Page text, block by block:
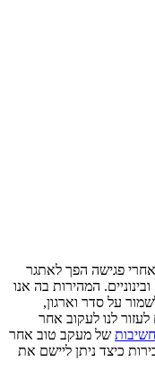
פגישה הפך לאתגר
המהירות בה אנו
על סדר וארגון,
לעזור לנו לעקוב אחר
חשיבות של מעקב טוב אחר
כיצד ניתן ליישם את